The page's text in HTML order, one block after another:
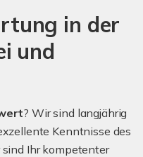
in der
und
? Wir sind langjährig
Kenntnisse des
Ihr kompetenter